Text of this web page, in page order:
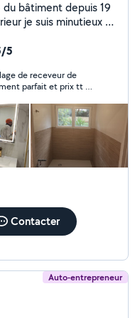
du bâtiment depuis 19
je suis minutieux et
5
de receveur de
parfait et prix tt à
ponctuel et
Contacter
Auto-entrepreneur